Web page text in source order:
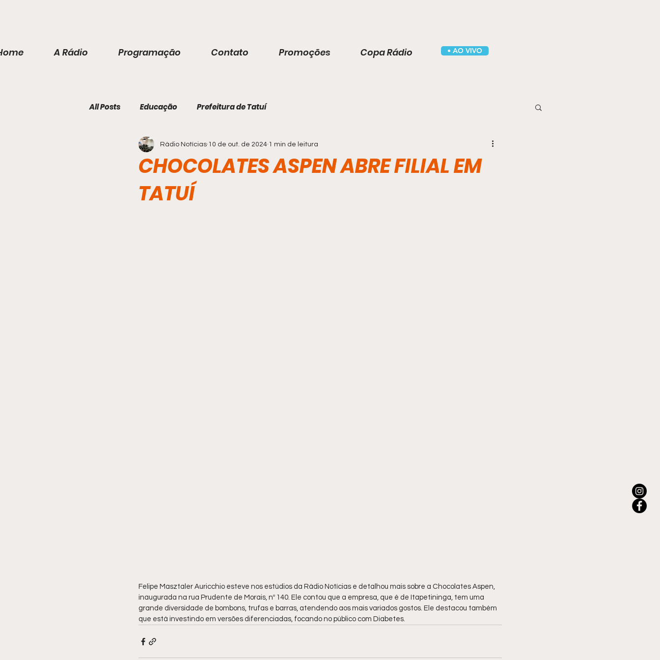
A Rádio Programação Contato Promoções Copa Rádio • AO VIVO
All Posts Educação Prefeitura de Tatuí
CHOCOLATES ASPEN ABRE FILIAL EM
TATUÍ
Rádio Notícias 10 de out. de 2024 1 min de leitura
Felipe Masztaler Auricchio esteve nos estúdios da Rádio Notícias e detalhou mais sobre a Chocolates Aspen,
inaugurada na rua Prudente de Morais, nº 140. Ele contou que a empresa, que é de Itapetininga, tem uma
grande diversidade de bombons, trufas e barras, atendendo aos mais variados gostos. Ele destacou também
que está investindo em versões diferenciadas, focando no público com Diabetes.